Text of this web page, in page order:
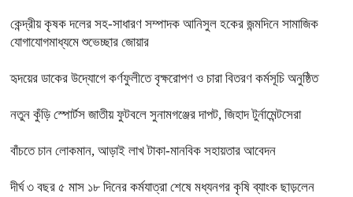
কেন্দ্রীয় কৃষক দলের সহ-সাধারণ সম্পাদক আনিসুল হকের জন্মদিনে সামাজিক
যোগাযোগমাধ্যমে শুভেচ্ছার জোয়ার
হৃদয়ের ডাকের উদ্যোগে কর্ণফুলীতে বৃক্ষরোপণ ও চারা বিতরণ কর্মসূচি অনুষ্ঠিত
নতুন কুঁড়ি স্পোর্টস জাতীয় ফুটবলে সুনামগঞ্জের দাপট, জিহাদ টুর্নামেন্টসেরা
বাঁচতে চান লোকমান, আড়াই লাখ টাকা-মানবিক সহায়তার আবেদন
দীর্ঘ ৩ বছর ৫ মাস ১৮ দিনের কর্মযাত্রা শেষে মধ্যনগর কৃষি ব্যাংক ছাড়লেন